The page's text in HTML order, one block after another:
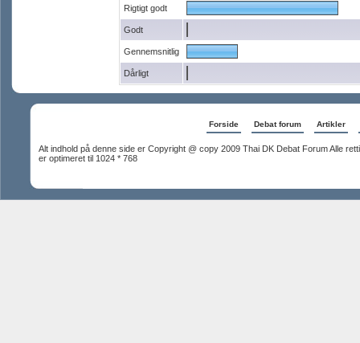
Rigtigt godt
Godt
Gennemsnitlig
Dårligt
Forside Debat forum Artikler
Alt indhold på denne side er Copyright @ copy 2009 Thai DK Debat Forum Alle
er optimeret til 1024 * 768